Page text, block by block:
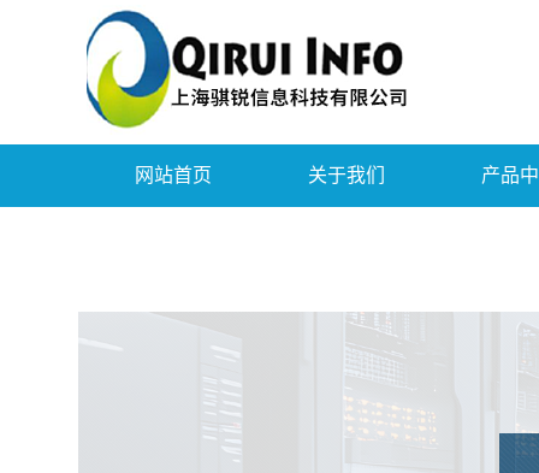
网站首页 关于我们 产品